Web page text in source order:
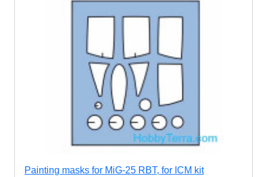
Painting masks for MiG-25 RBT, for ICM kit